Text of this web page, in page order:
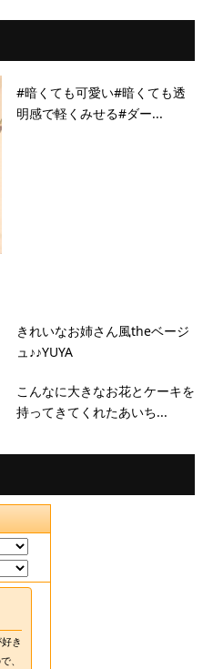
#暗くても可愛い#暗くても透
明感で軽くみせる#ダー...
きれいなお姉さん風theベージ
ュ♪♪YUYA
こんなに大きなお花とケーキを
持ってきてくれたあいち...